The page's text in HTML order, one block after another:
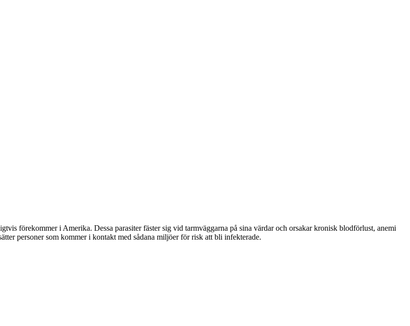
förekommer i Amerika. Dessa parasiter fäster sig vid tarmväggarna på sina värdar och orsakar kronisk blodförlust, anemi
personer som kommer i kontakt med sådana miljöer för risk att bli infekterade.